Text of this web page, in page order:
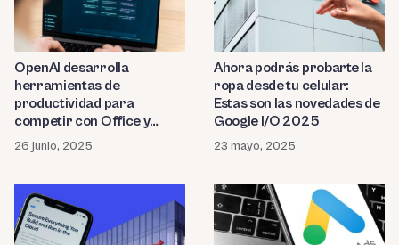
OpenAI desarrolla
herramientas de
productividad para
competir con Office y
Workspace
26 junio, 2025
Ahora podrás probarte la
ropa desde tu celular:
Estas son las novedades de
Google I/O 2025
23 mayo, 2025